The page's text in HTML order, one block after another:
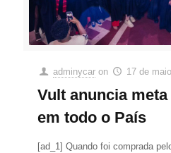
adminycar on 17 de
Vult anuncia
em todo o País
[ad_1] Quando foi comprada